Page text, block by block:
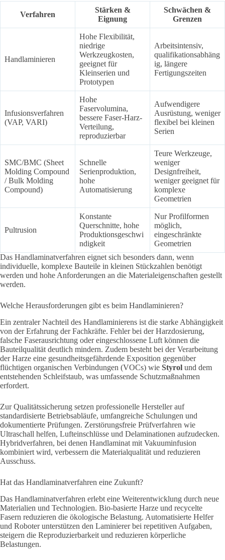
Verfahren
Stärken &
Eignung
Schwächen &
Grenzen
Handlaminieren
Hohe Flexibilität,
niedrige
Werkzeugkosten,
geeignet für
Kleinserien und
Prototypen
Arbeitsintensiv,
qualifikationsabhäng
ig, längere
Fertigungszeiten
Infusionsverfahren
(VAP, VARI)
Hohe
Faservolumina,
bessere Faser-Harz-
Verteilung,
reproduzierbar
Aufwendigere
Ausrüstung, weniger
flexibel bei kleinen
Serien
SMC/BMC (Sheet
Molding Compound
/ Bulk Molding
Compound)
Schnelle
Serienproduktion,
hohe
Automatisierung
Teure Werkzeuge,
weniger
Designfreiheit,
weniger geeignet für
komplexe
Geometrien
Pultrusion
Konstante
Querschnitte, hohe
Produktionsgeschwi
ndigkeit
Nur Profilformen
möglich,
eingeschränkte
Geometrien
Das Handlaminatverfahren eignet sich besonders dann, wenn
individuelle, komplexe Bauteile in kleinen Stückzahlen benötigt
werden und hohe Anforderungen an die Materialeigenschaften gestellt
werden.
Welche Herausforderungen gibt es beim Handlaminieren?
Ein zentraler Nachteil des Handlaminierens ist die starke Abhängigkeit
von der Erfahrung der Fachkräfte. Fehler bei der Harzdosierung,
falsche Faserausrichtung oder eingeschlossene Luft können die
Bauteilqualität deutlich mindern. Zudem besteht bei der Verarbeitung
der Harze eine gesundheitsgefährdende Exposition gegenüber
flüchtigen organischen Verbindungen (VOCs) wie Styrol und dem
entstehenden Schleifstaub, was umfassende Schutzmaßnahmen
erfordert.
Zur Qualitätssicherung setzen professionelle Hersteller auf
standardisierte Betriebsabläufe, umfangreiche Schulungen und
dokumentierte Prüfungen. Zerstörungsfreie Prüfverfahren wie
Ultraschall helfen, Lufteinschlüsse und Delaminationen aufzudecken.
Hybridverfahren, bei denen Handlaminat mit Vakuuminfusion
kombiniert wird, verbessern die Materialqualität und reduzieren
Ausschuss.
Hat das Handlaminatverfahren eine Zukunft?
Das Handlaminatverfahren erlebt eine Weiterentwicklung durch neue
Materialien und Technologien. Bio-basierte Harze und recycelte
Fasern reduzieren die ökologische Belastung. Automatisierte Helfer
und Roboter unterstützen den Laminierer bei repetitiven Aufgaben,
steigern die Reproduzierbarkeit und reduzieren körperliche
Belastungen.